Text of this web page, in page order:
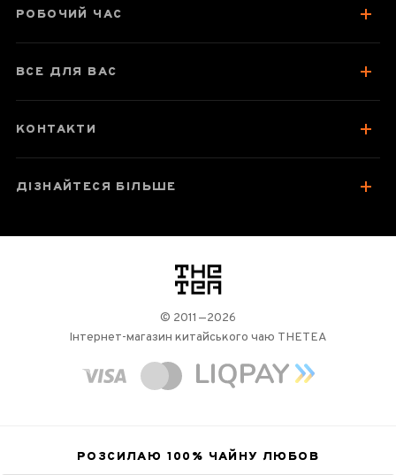
РОБОЧИЙ ЧАС
ВСЕ ДЛЯ ВАС
КОНТАКТИ
ДІЗНАЙТЕСЯ БІЛЬШЕ
логотип
© 2011—2026
Інтернет-магазин китайського чаю THETEA
РОЗСИЛАЮ 100% ЧАЙНУ ЛЮБОВ